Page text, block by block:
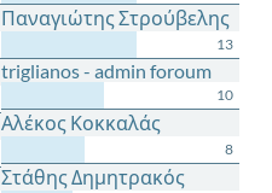
Παναγιώτης Στρούβελης
13
triglianos - admin foroum
10
Αλέκος Κοκκαλάς
8
Στάθης Δημητρακός